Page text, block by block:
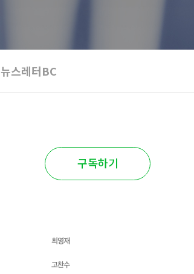
뉴스레터BC
구독하기